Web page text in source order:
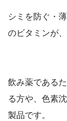
シミを防ぐ・
のビタミンが
飲み薬である
る方や、色素
製品です。